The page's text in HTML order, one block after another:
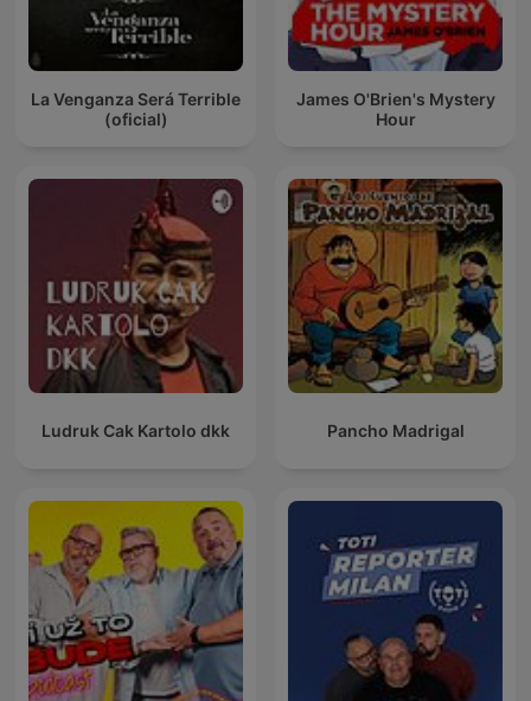
La Venganza Será Terrible
(oficial)
James O'Brien's Mystery
Hour
Ludruk Cak Kartolo dkk Pancho Madrigal